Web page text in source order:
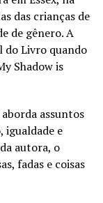
das crianças de
de gênero. A
do Livro quando
Shadow is
assuntos
igualdade e
autora, o
fadas e coisas